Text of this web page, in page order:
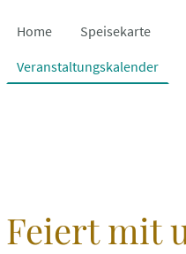
Home
Speisekarte
Veranstaltungskalender
Feiert mit